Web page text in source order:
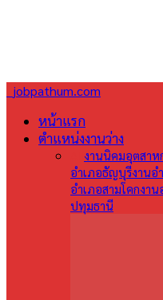
jobpathum.com
หน้าแรก
ตำแหน่งงานว่าง
งานนิคมอุตสาห
อำเภอธัญบุรีงานอ
อำเภอสามโคกงาน
ปทุมธานี